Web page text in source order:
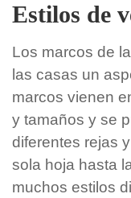
Estilos de
Los marcos de
las casas un
marcos vienen
y tamaños y se
diferentes rejas y
sola hoja hasta
muchos estilos